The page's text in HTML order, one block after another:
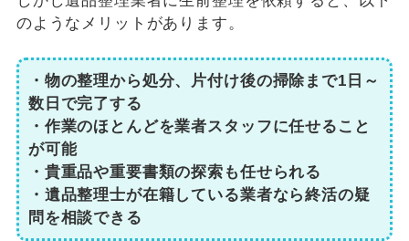
のようなメリットがあります。
・物の整理から処分、片付け後の掃除まで1日～
数日で完了する
・作業のほとんどを業者スタッフに任せること
が可能
・貴重品や重要書類の探索も任せられる
・遺品整理士が在籍している業者なら終活の疑
問を相談できる